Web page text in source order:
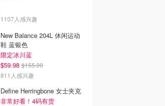
1107人感兴趣
New Balance 204L 休闲运动
鞋 蓝银色
限定冰川蓝
$59.98 $155.00
811人感兴趣
Define Herringbone 女士夹克
非常好看！4码有货